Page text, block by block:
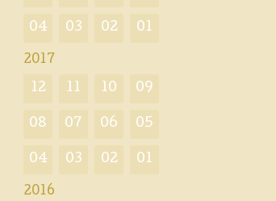
04 03 02 01
2017
12 11 10 09
08 07 06 05
04 03 02 01
2016